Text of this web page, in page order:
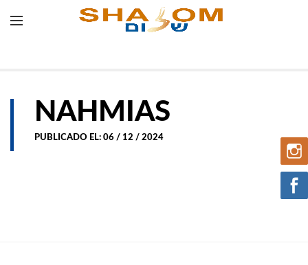
NAHMIAS
PUBLICADO EL: 06 / 12 / 2024